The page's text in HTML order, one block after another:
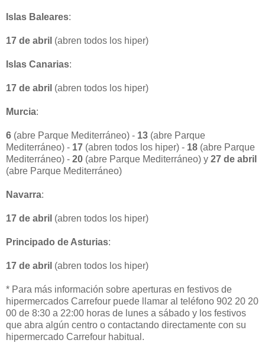
Islas Baleares:
17 de abril (abren todos los hiper)
Islas Canarias:
17 de abril (abren todos los hiper)
Murcia:
6 (abre Parque Mediterráneo) - 13 (abre Parque
Mediterráneo) - 17 (abren todos los hiper) - 18 (abre Parque
Mediterráneo) - 20 (abre Parque Mediterráneo) y 27 de abril
(abre Parque Mediterráneo)
Navarra:
17 de abril (abren todos los hiper)
Principado de Asturias:
17 de abril (abren todos los hiper)
* Para más información sobre aperturas en festivos de
hipermercados Carrefour puede llamar al teléfono 902 20 20
00 de 8:30 a 22:00 horas de lunes a sábado y los festivos
que abra algún centro o contactando directamente con su
hipermercado Carrefour habitual.